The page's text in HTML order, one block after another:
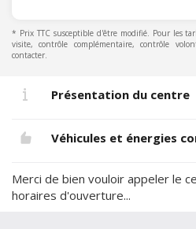
* Prix TTC susceptible d'être modifié. Pour les
visite, contrôle complémentaire, contrôle
contacter.
Présentation du centre
Véhicules et énergies
Merci de bien vouloir appeler le
horaires d'ouverture...